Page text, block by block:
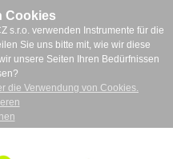
Cookies
s.r.o. verwenden Instrumente für die
Sie uns bitte mit, wie wir diese
unsere Seiten Ihren Bedürfnissen
die Verwendung von Cookies.